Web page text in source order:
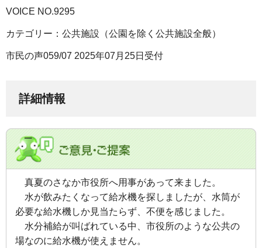
VOICE NO.9295
カテゴリー：公共施設（公園を除く公共施設全般）
市民の声059/07 2025年07月25日受付
詳細情報
真夏のさなか市役所へ用事があって来ました。
水が飲みたくなって給水機を探しましたが、 水筒が
必要な給水機しか見当たらず、不便を感じました。
水分補給が叫ばれている中、市役所のような公共の
場なのに給水機が使えません。